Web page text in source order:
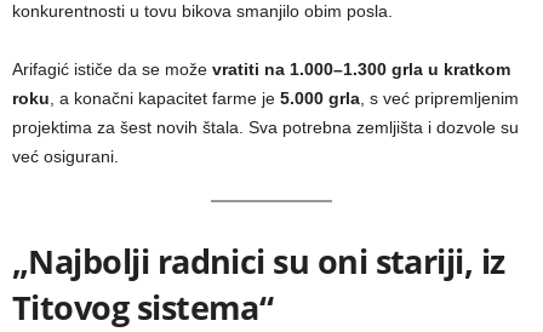
konkurentnosti u tovu bikova smanjilo obim posla.
Arifagić ističe da se može vratiti na 1.000–1.300 grla u kratkom
roku, a konačni kapacitet farme je 5.000 grla, s već pripremljenim
projektima za šest novih štala. Sva potrebna zemljišta i dozvole su
već osigurani.
„Najbolji radnici su oni stariji, iz
Titovog sistema“